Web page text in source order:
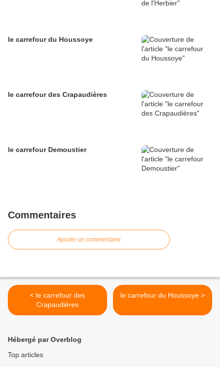
le carrefour du Houssoye
le carrefour des Crapaudières
le carrefour Demoustier
Commentaires
Ajouter un commentaire
< le carrefour des
Crapaudières
le carrefour du Houssoye >
Hébergé par Overblog
Top articles